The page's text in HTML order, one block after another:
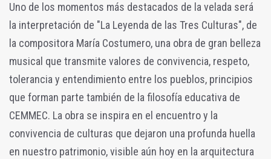
Uno de los momentos más destacados de la velada será
la interpretación de "La Leyenda de las Tres Culturas", de
la compositora María Costumero, una obra de gran belleza
musical que transmite valores de convivencia, respeto,
tolerancia y entendimiento entre los pueblos, principios
que forman parte también de la filosofía educativa de
CEMMEC. La obra se inspira en el encuentro y la
convivencia de culturas que dejaron una profunda huella
en nuestro patrimonio, visible aún hoy en la arquitectura